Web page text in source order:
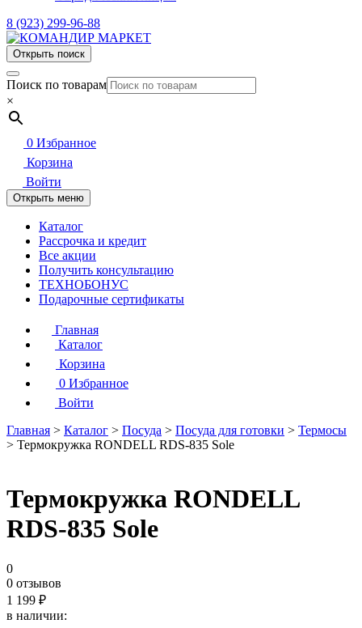
8 (923) 299-96-88
Открыть поиск
Поиск по товарам
×
0 Избранное
Корзина
Войти
Открыть меню
Каталог
Рассрочка и кредит
Все акции
Получить консультацию
ТЕХНОБОНУС
Подарочные сертификаты
Главная
Каталог
Корзина
0 Избранное
Войти
Главная > Каталог > Посуда > Посуда для готовки > Термосы
> Термокружка RONDELL RDS-835 Sole
Термокружка RONDELL
RDS-835 Sole
0
0 отзывов
1 199 ₽
в наличии: